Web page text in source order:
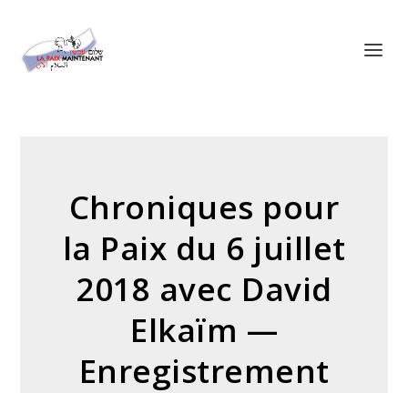
Chroniques pour
la Paix du 6 juillet
2018 avec David
Elkaïm —
Enregistrement